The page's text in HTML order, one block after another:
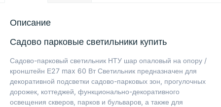
Описание
Садово парковые светильники купить
Садово-парковый светильник НТУ шар опаловый на опору /
кронштейн Е27 max 60 Вт Светильник предназначен для
декоративной подсветки садово-парковых зон, прогулочных
дорожек, коттеджей, функционально-декоративного
освещения скверов, парков и бульваров, а также для